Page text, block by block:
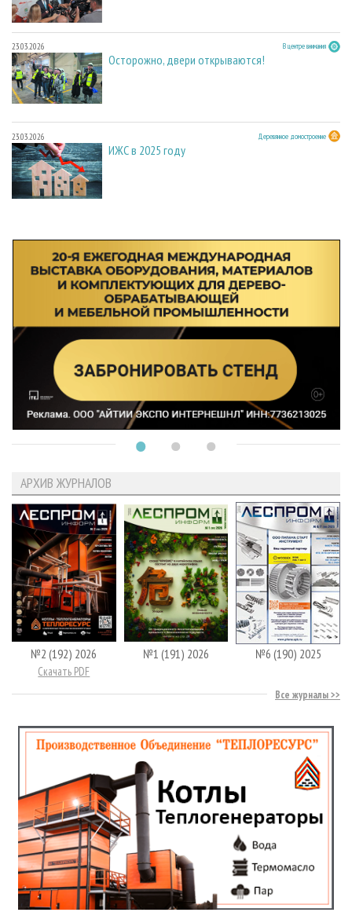
23.03.2026 В центре внимания
Осторожно, двери открываются!
23.03.2026 Деревянное домостроение
ИЖС в 2025 году
АРХИВ ЖУРНАЛОВ
№2 (192) 2026
Скачать PDF
№1 (191) 2026 №6 (190) 2025
Все журналы